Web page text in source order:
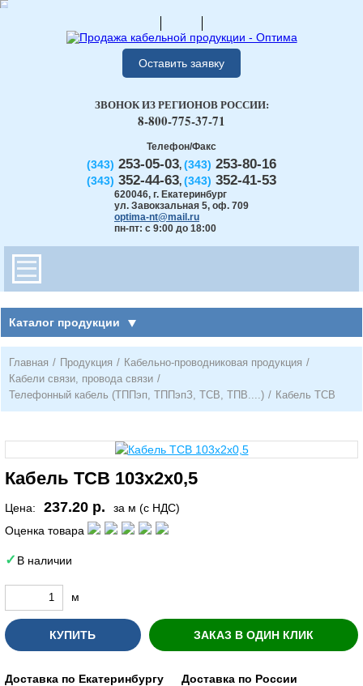
Оставить заявку
Телефон/Факс
(343) 253-05-03, (343) 253-80-16
(343) 352-44-63, (343) 352-41-53
620046, г. Екатеринбург
ул. Завокзальная 5, оф. 709
optima-nt@mail.ru
пн-пт: с 9:00 до 18:00
ЗВОНОК ИЗ РЕГИОНОВ РОССИИ:
8-800-775-37-71
Каталог продукции
Главная / Продукция / Кабельно-проводниковая продукция /
Кабели связи, провода связи /
Телефонный кабель (ТППэп, ТППэпЗ, ТСВ, ТПВ....) / Кабель ТСВ
Кабель ТСВ 103х2х0,5
Цена: 237.20 р.
за м (с НДС)
Оценка товара
В наличии
м
КУПИТЬ ЗАКАЗ В ОДИН КЛИК
Доставка по Екатеринбургу Доставка по России